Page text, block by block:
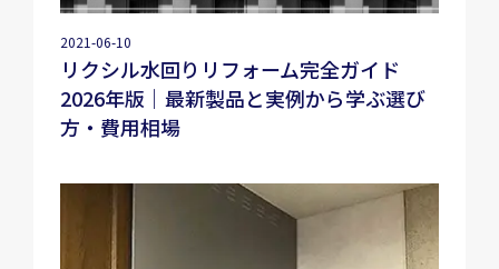
2021-06-10
リクシル水回りリフォーム完全ガイド
2026年版｜最新製品と実例から学ぶ選び
方・費用相場